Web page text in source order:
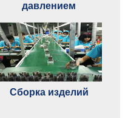
давлением
Сборка изделий